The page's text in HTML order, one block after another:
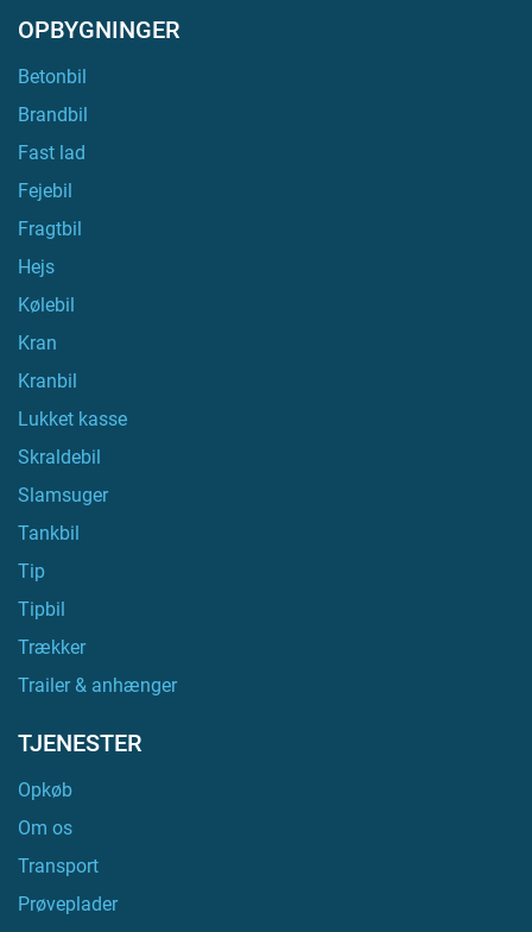
OPBYGNINGER
Betonbil
Brandbil
Fast lad
Fejebil
Fragtbil
Hejs
Kølebil
Kran
Kranbil
Lukket kasse
Skraldebil
Slamsuger
Tankbil
Tip
Tipbil
Trækker
Trailer & anhænger
TJENESTER
Opkøb
Om os
Transport
Prøveplader